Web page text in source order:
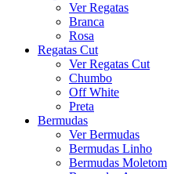
Ver Regatas
Branca
Rosa
Regatas Cut
Ver Regatas Cut
Chumbo
Off White
Preta
Bermudas
Ver Bermudas
Bermudas Linho
Bermudas Moletom